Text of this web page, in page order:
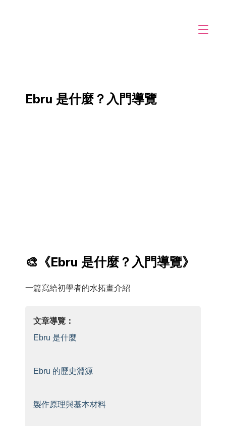
Ebru 是什麼？入門導覽
🎨《Ebru 是什麼？入門導覽》
一篇寫給初學者的水拓畫介紹
文章導覽：
Ebru 是什麼
Ebru 的歷史淵源
製作原理與基本材料